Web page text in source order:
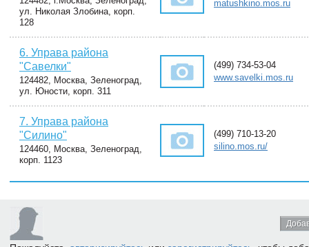
ул. Николая Злобина, корп.
128
matushkino.mos.ru
6. Управа района
"Савелки"
124482, Москва, Зеленоград,
ул. Юности, корп. 311
(499) 734-53-04
www.savelki.mos.ru
7. Управа района
"Силино"
124460, Москва, Зеленоград,
корп. 1123
(499) 710-13-20
silino.mos.ru/